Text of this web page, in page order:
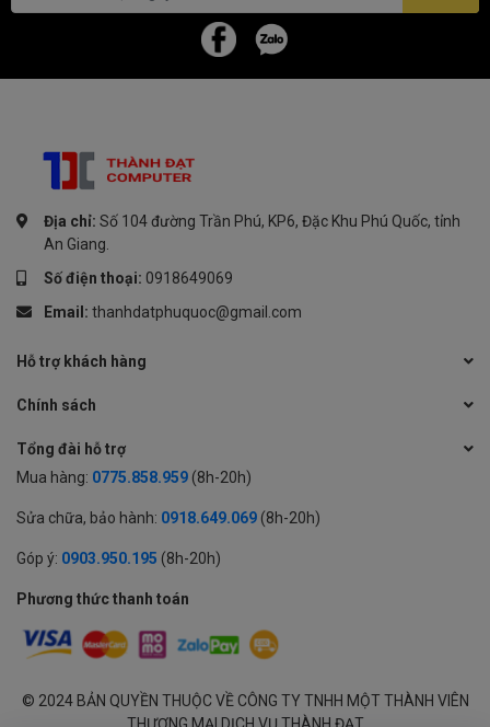
Địa chỉ: Số 104 đường Trần Phú, KP6, Đặc Khu Phú Quốc, tỉnh
An Giang.
Số điện thoại: 0918649069
Email: thanhdatphuquoc@gmail.com
Hỗ trợ khách hàng
Chính sách
Tổng đài hỗ trợ
Mua hàng: 0775.858.959 (8h-20h)
Sửa chữa, bảo hành: 0918.649.069 (8h-20h)
Góp ý: 0903.950.195 (8h-20h)
Phương thức thanh toán
© 2024 BẢN QUYỀN THUỘC VỀ CÔNG TY TNHH MỘT THÀNH VIÊN
THƯƠNG MẠI DỊCH VỤ THÀNH ĐẠT